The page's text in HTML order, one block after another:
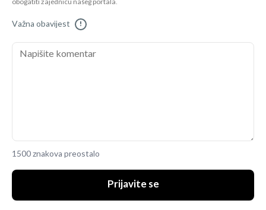
obogatiti zajednicu našeg portala.
Važna obavijest !
1500 znakova preostalo
Prijavite se